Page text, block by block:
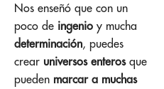
Nos enseñó que con un
poco de ingenio y mucha
determinación, puedes
crear universos enterosque
pueden marcar a muchas